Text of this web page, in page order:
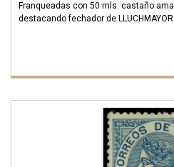
Franqueadas con 50 mls. castaño
destacando fechador de